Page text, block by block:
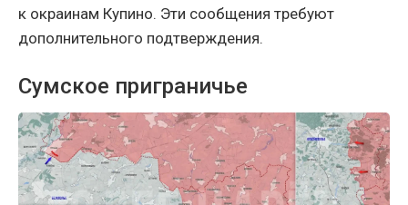
к окраинам Купино. Эти сообщения требуют
дополнительного подтверждения.
Сумское приграничье